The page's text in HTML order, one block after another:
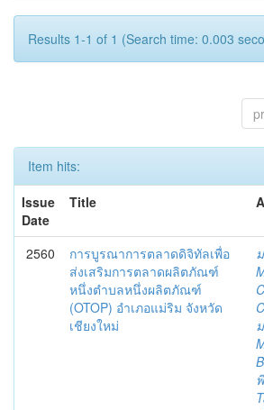
Results 1-1 of 1 (Search time: 0.003
Item hits:
Issue
Date
Title
2560
การบูรณาการตลาดดิจิทัลเพื่อ
ส่งเสริมการตลาดผลิตภัณฑ์
หนึ่งตำบลหนึ่งผลิตภัณฑ์
(OTOP) อำเภอแม่ริม จังหวัด
เชียงใหม่